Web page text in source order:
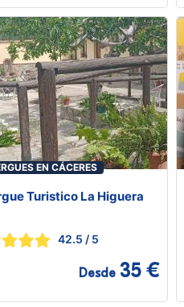
EN CÁCERES
Turistico La Higuera
42.5 / 5
Desde 35 €